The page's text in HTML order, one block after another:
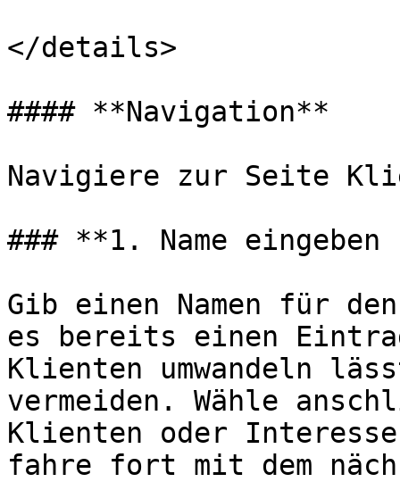
</details>
#### **Navigation**
Navigiere zur Seite
### **1. Name eingeben
Gib einen Namen für
es bereits einen
Klienten umwandeln
vermeiden. Wähle
Klienten oder
fahre fort mit dem